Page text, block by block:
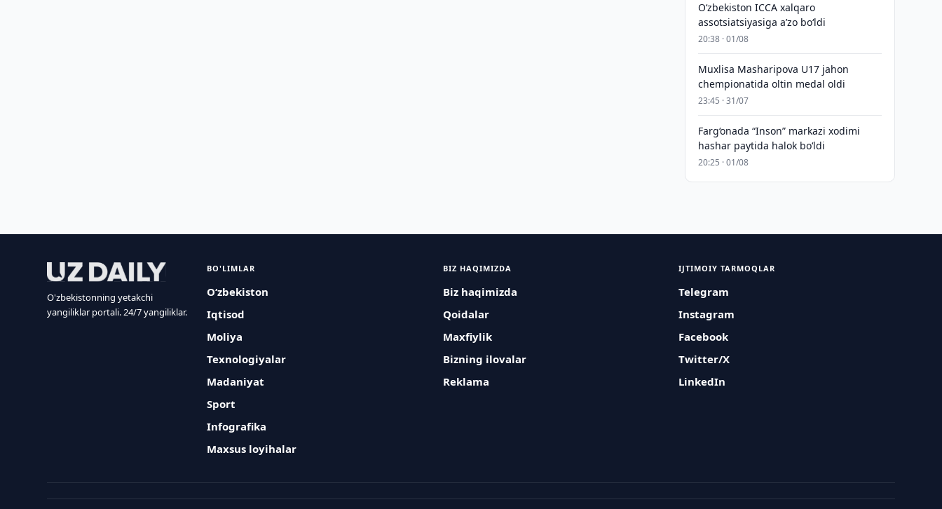
O‘zbekiston ICCA xalqaro
assotsiatsiyasiga aʼzo bo‘ldi
20:38 · 01/08
Muxlisa Masharipova U17 jahon
chempionatida oltin medal oldi
23:45 · 31/07
Farg‘onada “Inson” markazi xodimi
hashar paytida halok bo‘ldi
20:25 · 01/08
O'zbekistonning yetakchi
yangiliklar portali. 24/7 yangiliklar.
BO'LIMLAR
O‘zbekiston
Iqtisod
Moliya
Texnologiyalar
Madaniyat
Sport
Infografika
Maxsus loyihalar
BIZ HAQIMIZDA
Biz haqimizda
Qoidalar
Maxfiylik
Bizning ilovalar
Reklama
IJTIMOIY TARMOQLAR
Telegram
Instagram
Facebook
Twitter/X
LinkedIn